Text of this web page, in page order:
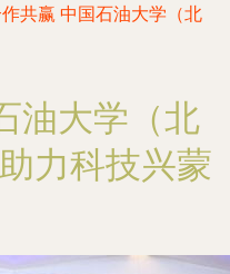
共赢 中国石油大学（北
油大学（北
力科技兴蒙